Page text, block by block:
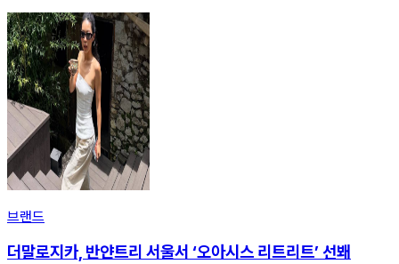
브랜드
더말로지카, 반얀트리 서울서 ‘오아시스 리트리트’ 선봬